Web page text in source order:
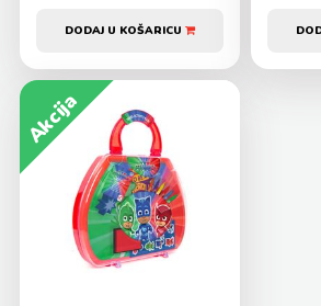
DODAJ U KOŠARICU
Akcija